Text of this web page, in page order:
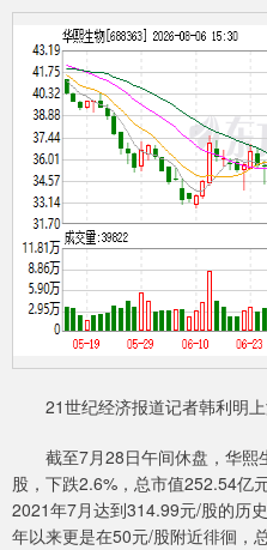
21世纪经济报道记者韩利明上
截至7月28日午间休盘，华熙
股，下跌2.6%，总市值252.54亿
2021年7月达到314.99元/股的历
年以来更是在50元/股附近徘徊，